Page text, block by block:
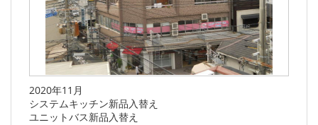
2020年11月
システムキッチン新品入替え
ユニットバス新品入替え